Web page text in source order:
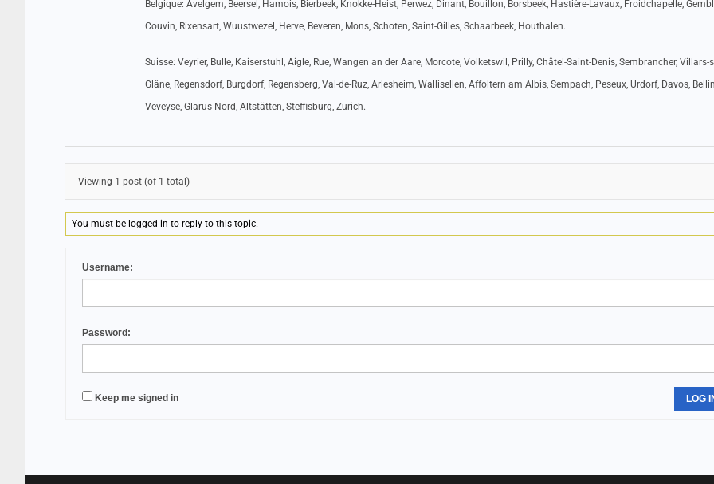
Belgique: Avelgem, Beersel, Hamois, Bierbeek, Knokke-Heist, Perwez, Dinant, Bouillon, Borsbeek, Hastière-Lavaux, Froidchapelle,
Couvin, Rixensart, Wuustwezel, Herve, Beveren, Mons, Schoten, Saint-Gilles, Schaarbeek, Houthalen.
Suisse: Veyrier, Bulle, Kaiserstuhl, Aigle, Rue, Wangen an der Aare, Morcote, Volketswil, Prilly, Châtel-Saint-Denis, Sembrancher, Villars-
Glâne, Regensdorf, Burgdorf, Regensberg, Val-de-Ruz, Arlesheim, Wallisellen, Affoltern am Albis, Sempach, Peseux, Urdorf, Davos,
Veveyse, Glarus Nord, Altstätten, Steffisburg, Zurich.
Viewing 1 post (of 1 total)
You must be logged in to reply to this topic.
Username:
Password:
Keep me signed in LOG